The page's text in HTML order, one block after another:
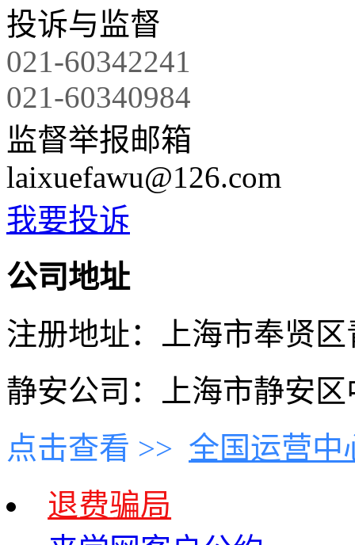
投诉与监督
021-60342241
021-60340984
监督举报邮箱
laixuefawu@126.com
我要投诉
公司地址
注册地址：上海市奉贤
静安公司：上海市静安
点击查看 >> 全国运营中
退费骗局